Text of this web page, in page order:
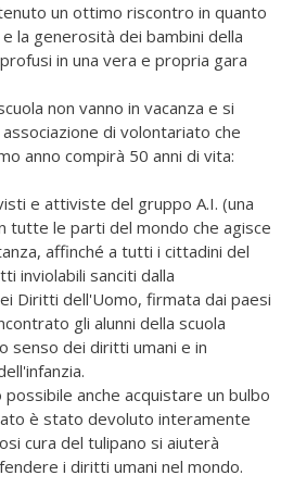
un ottimo riscontro in quanto
la generosità dei bambini della
in una vera e propria gara
non vanno in vacanza e si
di volontariato che
anno compirà 50 anni di vita:
e attiviste del gruppo A.I. (una
tutte le parti del mondo che agisce
affinché a tutti i cittadini del
inviolabili sanciti dalla
Diritti dell'Uomo, firmata dai paesi
gli alunni della scuola
senso dei diritti umani e in
anche acquistare un bulbo
è stato devoluto interamente
cura del tulipano si aiuterà
i diritti umani nel mondo.